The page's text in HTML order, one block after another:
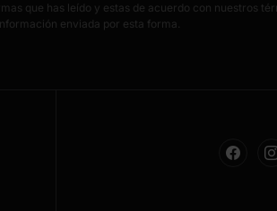
que has leído y estas de acuerdo con nuestros
enviada por esta forma.